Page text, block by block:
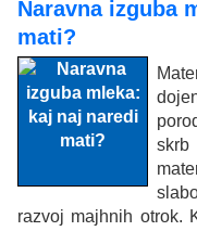
Naravna izguba
mati?
razvoj majhnih otrok.